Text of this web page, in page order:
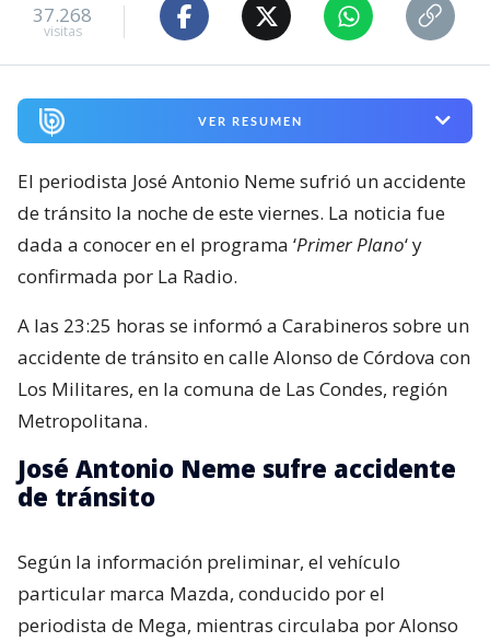
37.268
visitas
VER RESUMEN
El periodista José Antonio Neme sufrió un accidente
de tránsito la noche de este viernes. La noticia fue
dada a conocer en el programa ‘Primer Plano‘ y
confirmada por La Radio.
A las 23:25 horas se informó a Carabineros sobre un
accidente de tránsito en calle Alonso de Córdova con
Los Militares, en la comuna de Las Condes, región
Metropolitana.
José Antonio Neme sufre accidente
de tránsito
Según la información preliminar, el vehículo
particular marca Mazda, conducido por el
periodista de Mega, mientras circulaba por Alonso